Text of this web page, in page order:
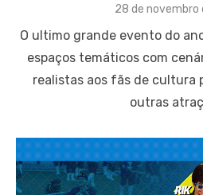
Posted
28 de novembro
O ultimo grande evento do
espaços temáticos com
realistas aos fãs de cultura
outras